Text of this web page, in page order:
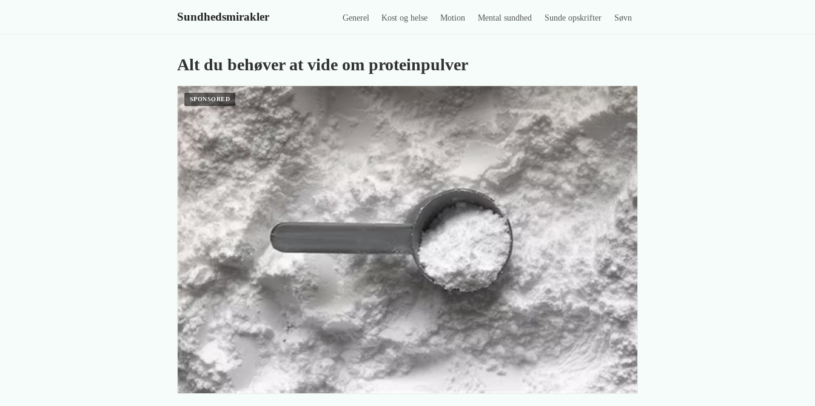
Sundhedsmirakler Generel Kost og helse Motion Mental sundhed Sunde opskrifter Søvn
Alt du behøver at vide om proteinpulver